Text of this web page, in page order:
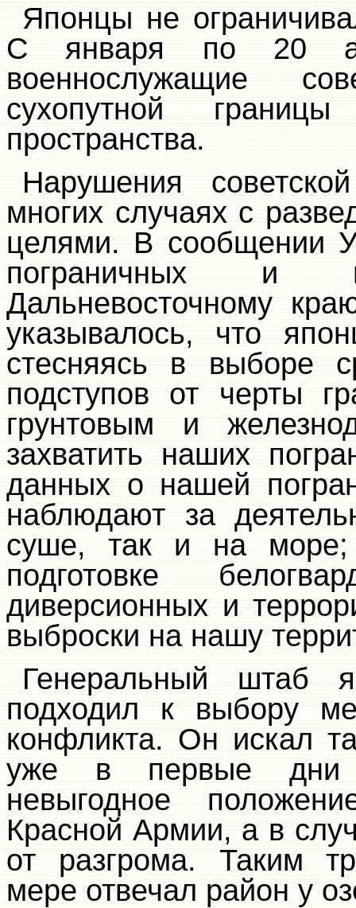
Японцы не
С января по 20
военнослужащие
сухопутной
пространства.
Нарушения
многих случаях с
целями. В сообщении
пограничных и
Дальневосточному
указывалось, что
стесняясь в выборе
подступов от черты
грунтовым и
захватить наших
данных о нашей
наблюдают за
суше, так и на море;
подготовке
диверсионных и
выброски на нашу
Генеральный штаб
подходил к выбору
конфликта. Он искал
уже в первые дни
невыгодное
Красной Армии, а в
от разгрома. Таким
мере отвечал район у